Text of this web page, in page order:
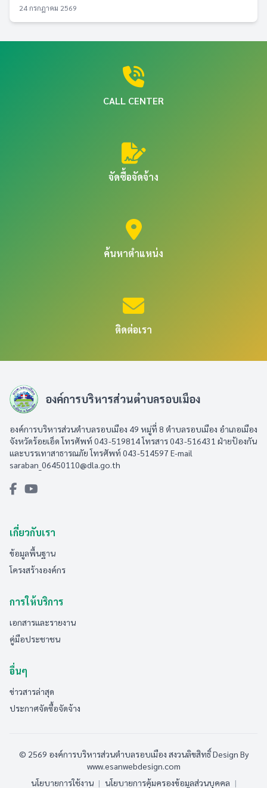
24 กรกฎาคม 2569
CALL CENTER
จัดซื้อจัดจ้าง
ค้นหาตำแหน่ง
ติดต่อเรา
องค์การบริหารส่วนตำบลรอบเมือง
องค์การบริหารส่วนตำบลรอบเมือง 49 หมู่ที่ 8 ตำบลรอบเมือง อำเภอเมือง
จังหวัดร้อยเอ็ด โทรศัพท์ 043-519814 โทรสาร 043-516431​ ฝ่ายป้องกัน
และบรรเทาสาธารณภัย โทรศัพท์ 043-514597 E-mail
saraban_06450110@dla.go.th
เกี่ยวกับเรา
ข้อมูลพื้นฐาน
โครงสร้างองค์กร
การให้บริการ
เอกสารและรายงาน
คู่มือประชาชน
อื่นๆ
ข่าวสารล่าสุด
ประกาศจัดซื้อจัดจ้าง
© 2569 องค์การบริหารส่วนตำบลรอบเมือง สงวนลิขสิทธิ์Design By
www.esanwebdesign.com
นโยบายการใช้งาน | นโยบายการคุ้มครองข้อมูลส่วนบุคคล |